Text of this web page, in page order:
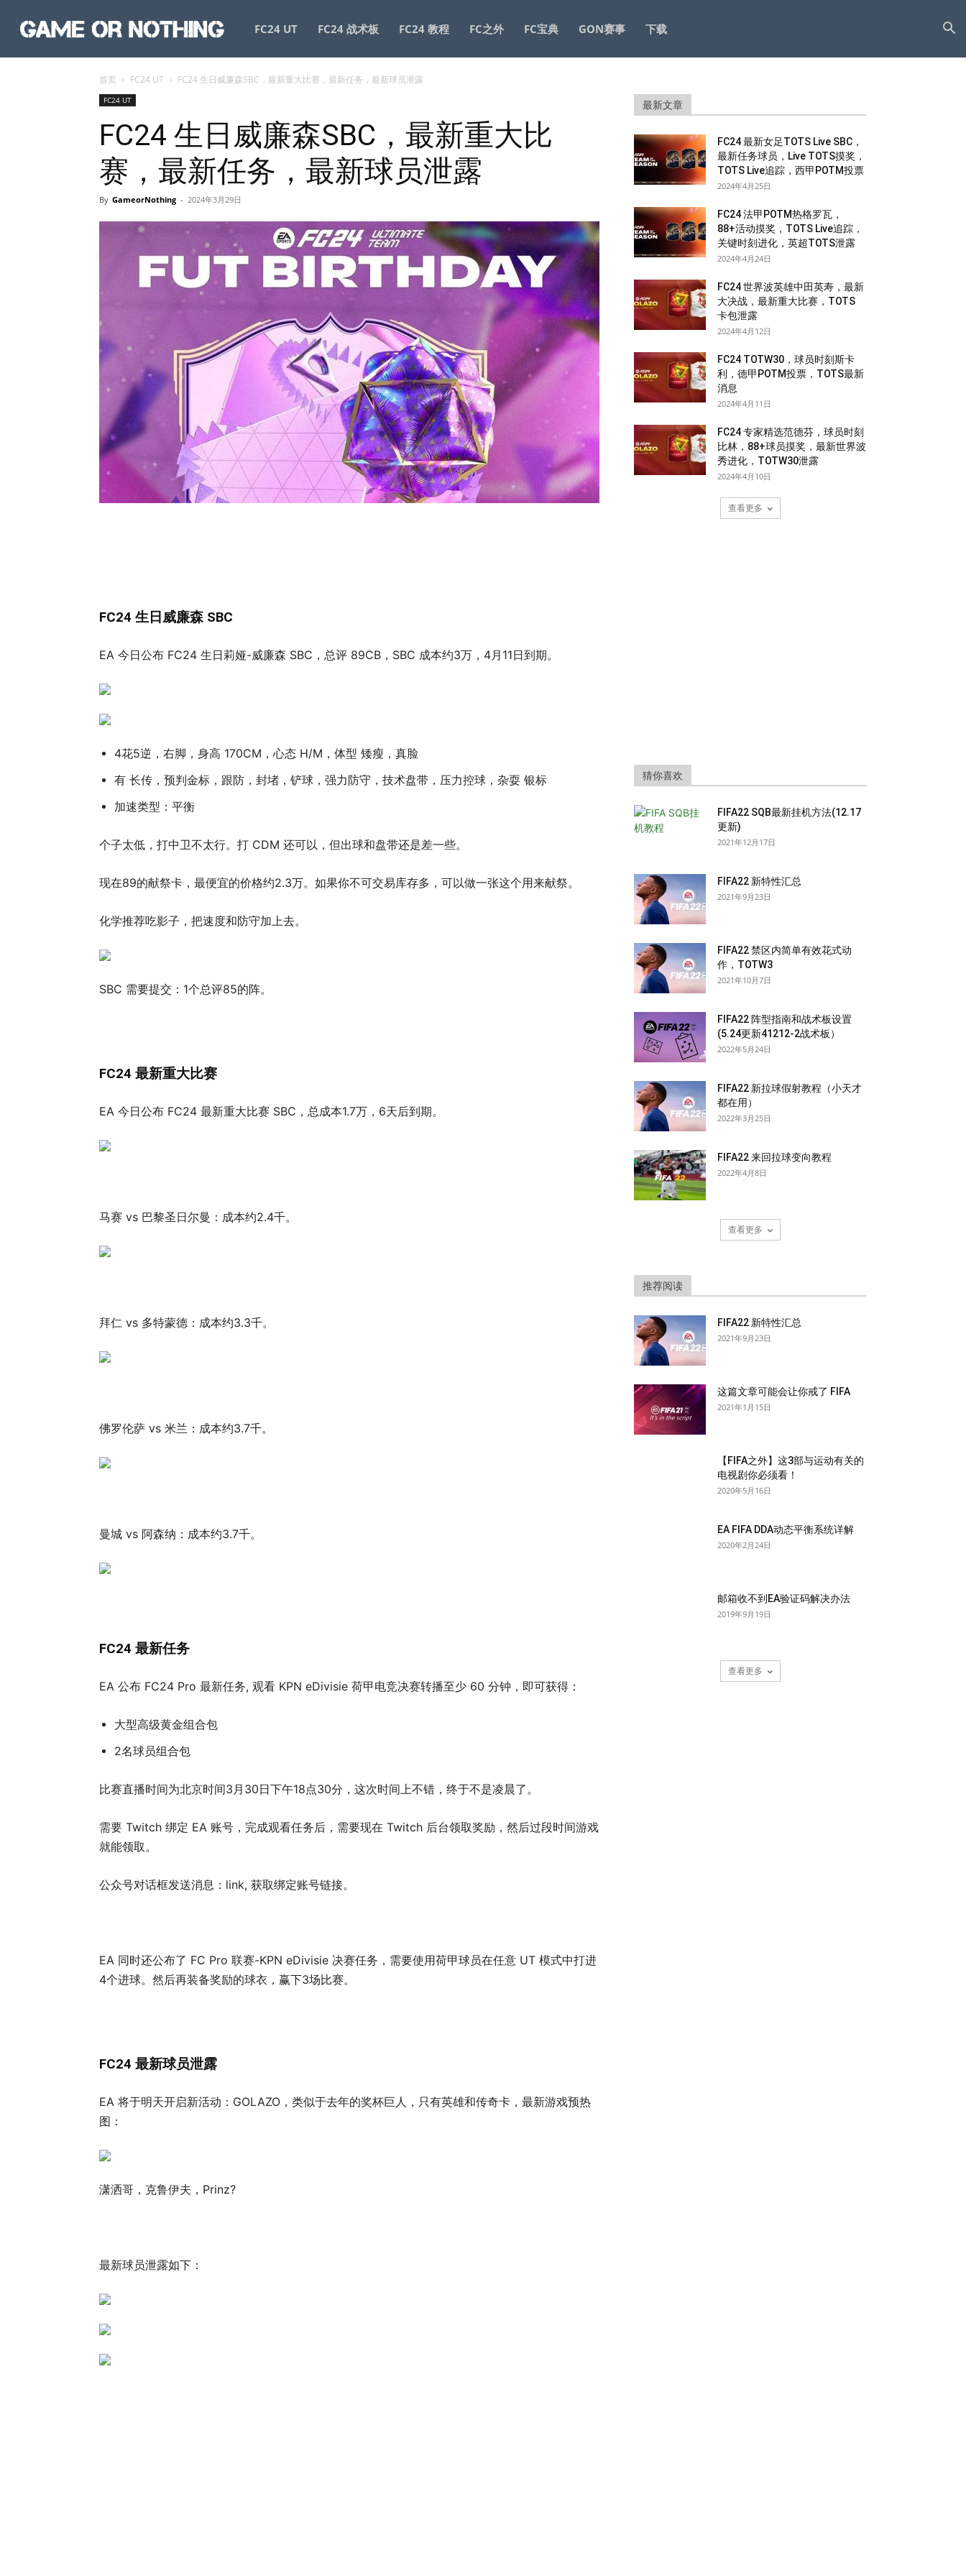
GameorNothing
FC24 UT FC24 战术板 FC24 教程 FC之外 FC宝典 GON赛事 下载
首页 FC24 UT FC24 生日威廉森SBC，最新重大比赛，最新任务，最新球员泄露
FC24 UT
FC24 生日威廉森SBC，最新重大比
赛，最新任务，最新球员泄露
By GameorNothing - 2024年3月29日
FC24 生日威廉森 SBC
EA 今日公布 FC24 生日莉娅-威廉森 SBC，总评 89CB，SBC 成本约3万，4月11日到期。
4花5逆，右脚，身高 170CM，心态 H/M，体型 矮瘦，真脸
有 长传，预判金标，跟防，封堵，铲球，强力防守，技术盘带，压力控球，杂耍 银标
加速类型：平衡
个子太低，打中卫不太行。打 CDM 还可以，但出球和盘带还是差一些。
现在89的献祭卡，最便宜的价格约2.3万。如果你不可交易库存多，可以做一张这个用来献祭。
化学推荐吃影子，把速度和防守加上去。
SBC 需要提交：1个总评85的阵。
FC24 最新重大比赛
EA 今日公布 FC24 最新重大比赛 SBC，总成本1.7万，6天后到期。
马赛 vs 巴黎圣日尔曼：成本约2.4千。
拜仁 vs 多特蒙德：成本约3.3千。
佛罗伦萨 vs 米兰：成本约3.7千。
曼城 vs 阿森纳：成本约3.7千。
FC24 最新任务
EA 公布 FC24 Pro 最新任务, 观看 KPN eDivisie 荷甲电竞决赛转播至少 60 分钟，即可获得：
大型高级黄金组合包
2名球员组合包
比赛直播时间为北京时间3月30日下午18点30分，这次时间上不错，终于不是凌晨了。
需要 Twitch 绑定 EA 账号，完成观看任务后，需要现在 Twitch 后台领取奖励，然后过段时间游戏
就能领取。
公众号对话框发送消息：link, 获取绑定账号链接。
EA 同时还公布了 FC Pro 联赛-KPN eDivisie 决赛任务，需要使用荷甲球员在任意 UT 模式中打进
4个进球。然后再装备奖励的球衣，赢下3场比赛。
FC24 最新球员泄露
EA 将于明天开启新活动：GOLAZO，类似于去年的奖杯巨人，只有英雄和传奇卡，最新游戏预热
图：
潇洒哥，克鲁伊夫，Prinz?
最新球员泄露如下：
最新文章
FC24 最新女足TOTS Live SBC，
最新任务球员，Live TOTS摸奖，
TOTS Live追踪，西甲POTM投票
2024年4月25日
FC24 法甲POTM热格罗瓦，
88+活动摸奖，TOTS Live追踪，
关键时刻进化，英超TOTS泄露
2024年4月24日
FC24 世界波英雄中田英寿，最新
大决战，最新重大比赛，TOTS
卡包泄露
2024年4月12日
FC24 TOTW30，球员时刻斯卡
利，德甲POTM投票，TOTS最新
消息
2024年4月11日
FC24 专家精选范德芬，球员时刻
比林，88+球员摸奖，最新世界波
秀进化，TOTW30泄露
2024年4月10日
查看更多
猜你喜欢
FIFA22 SQB最新挂机方法(12.17
更新)
2021年12月17日
FIFA22 新特性汇总
2021年9月23日
FIFA22 禁区内简单有效花式动
作，TOTW3
2021年10月7日
FIFA22 阵型指南和战术板设置
(5.24更新41212-2战术板）
2022年5月24日
FIFA22 新拉球假射教程（小天才
都在用）
2022年3月25日
FIFA22 来回拉球变向教程
2022年4月8日
查看更多
推荐阅读
FIFA22 新特性汇总
2021年9月23日
这篇文章可能会让你戒了 FIFA
2021年1月15日
【FIFA之外】这3部与运动有关的
电视剧你必须看！
2020年5月16日
EA FIFA DDA动态平衡系统详解
2020年2月24日
邮箱收不到EA验证码解决办法
2019年9月19日
查看更多